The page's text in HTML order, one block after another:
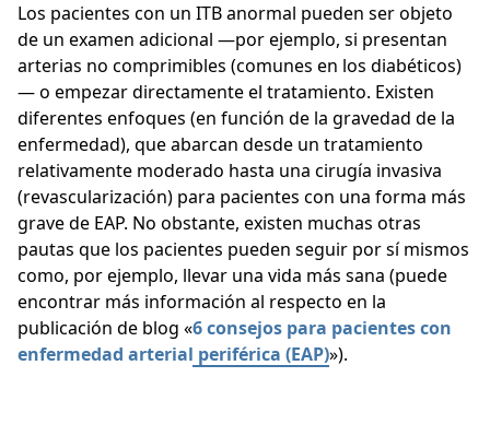
Los pacientes con un ITB anormal pueden ser objeto
de un examen adicional —por ejemplo, si presentan
arterias no comprimibles (comunes en los diabéticos)
— o empezar directamente el tratamiento. Existen
diferentes enfoques (en función de la gravedad de la
enfermedad), que abarcan desde un tratamiento
relativamente moderado hasta una cirugía invasiva
(revascularización) para pacientes con una forma más
grave de EAP. No obstante, existen muchas otras
pautas que los pacientes pueden seguir por sí mismos
como, por ejemplo, llevar una vida más sana (puede
encontrar más información al respecto en la
publicación de blog «6 consejos para pacientes con
enfermedad arterial periférica (EAP)»).